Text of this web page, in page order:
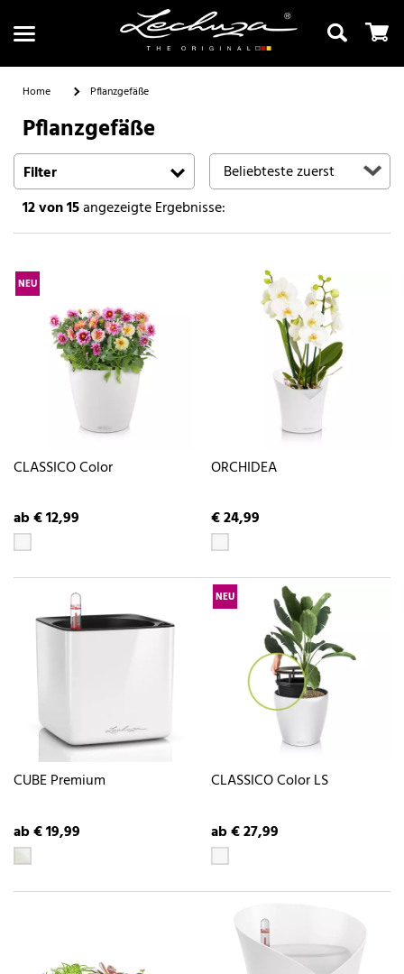
Suchen
Home Pflanzgefäße
Pflanzgefäße
Filter
12von 15angezeigte Ergebnisse:
NEU
CLASSICO Color
ab € 12,99
ORCHIDEA
€ 24,99
CUBE Premium
ab € 19,99
NEU
CLASSICO Color LS
ab € 27,99